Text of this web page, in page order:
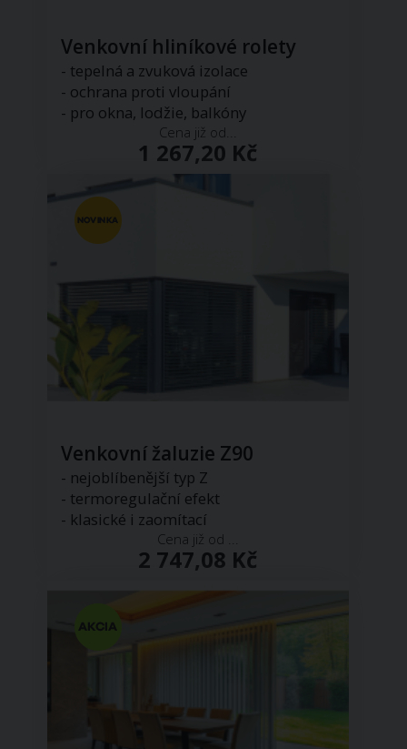
Venkovní hliníkové rolety
- tepelná a zvuková izolace
- ochrana proti vloupání
- pro okna, lodžie, balkóny
Cena již od...
1 267,20 Kč
Venkovní žaluzie Z90
- nejoblíbenější typ Z
- termoregulační efekt
- klasické i zaomítací
Cena již od ...
2 747,08 Kč